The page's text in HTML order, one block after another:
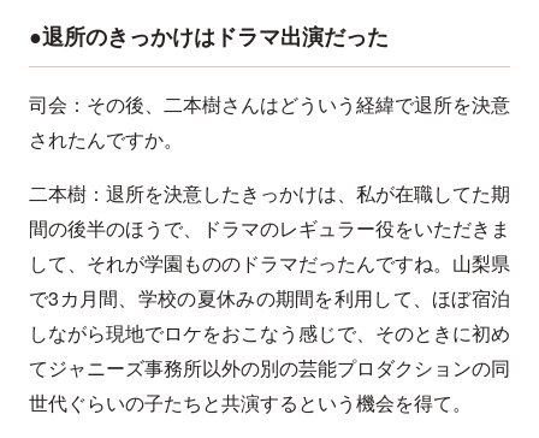
●退所のきっかけはドラマ出演だった
司会：その後、二本樹さんはどういう経緯で退所を決意
されたんですか。
二本樹：退所を決意したきっかけは、私が在職してた期
間の後半のほうで、ドラマのレギュラー役をいただきま
して、それが学園もののドラマだったんですね。山梨県
で3カ月間、学校の夏休みの期間を利用して、ほぼ宿泊
しながら現地でロケをおこなう感じで、そのときに初め
てジャニーズ事務所以外の別の芸能プロダクションの同
世代ぐらいの子たちと共演するという機会を得て。